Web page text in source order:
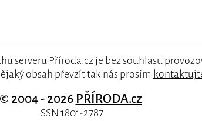
serveru Příroda.cz je bez souhlasu
obsah převzít tak nás prosím
© 2004 - 2026 PŘÍRODA.cz
ISSN 1801-2787